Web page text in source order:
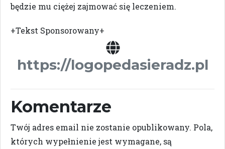
będzie mu ciężej zajmować się leczeniem.
+Tekst Sponsorowany+
https://logopedasieradz.pl
Komentarze
Twój adres email nie zostanie opublikowany. Pola,
których wypełnienie jest wymagane, są